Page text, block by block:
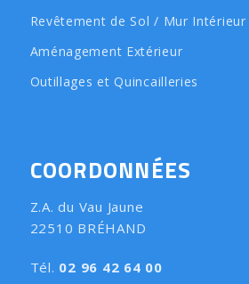
Revêtement de Sol / Mur Intérieur
Aménagement Extérieur
Outillages et Quincailleries
COORDONNÉES
Z.A. du Vau Jaune
22510 BRÉHAND
Tél. 02 96 42 64 00